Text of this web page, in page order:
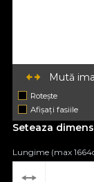
Mută
Rotește
Afișați fasiile
Seteaza
Lungime (max